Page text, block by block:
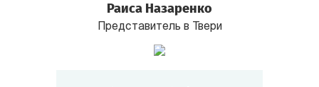
Раиса Назаренко
Представитель в Твери